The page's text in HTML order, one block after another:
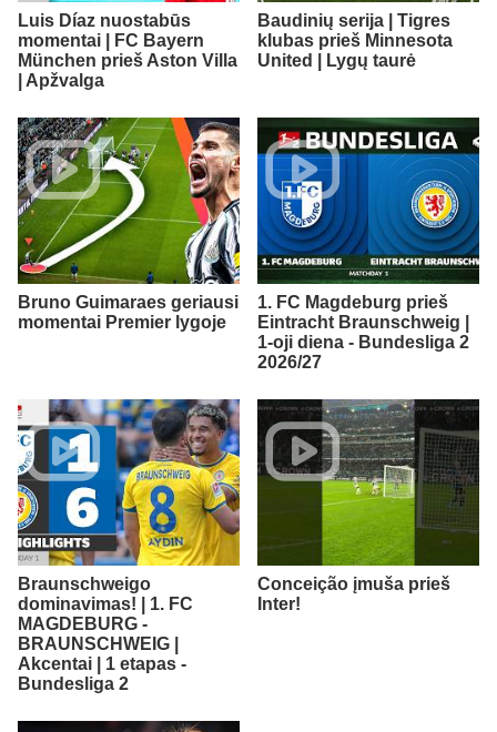
Luis Díaz nuostabūs
momentai | FC Bayern
München prieš Aston Villa
| Apžvalga
Baudinių serija | Tigres
klubas prieš Minnesota
United | Lygų taurė
Bruno Guimaraes geriausi
momentai Premier lygoje
1. FC Magdeburg prieš
Eintracht Braunschweig |
1-oji diena - Bundesliga 2
2026/27
Braunschweigo
dominavimas! | 1. FC
MAGDEBURG -
BRAUNSCHWEIG |
Akcentai | 1 etapas -
Bundesliga 2
Conceição įmuša prieš
Inter!